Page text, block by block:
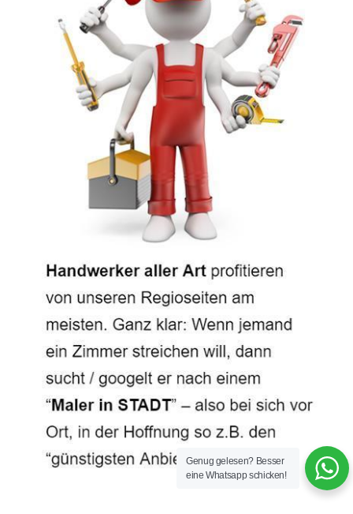
Genug gelesen? Besser
eine Whatsapp schicken!